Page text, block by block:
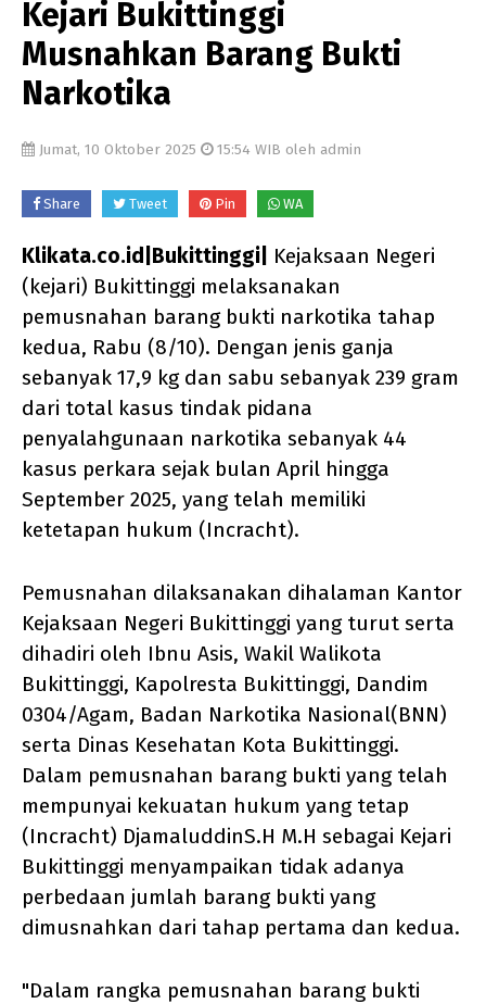
Kejari Bukittinggi
Musnahkan Barang Bukti
Narkotika
Jumat, 10 Oktober 2025 15:54 WIB oleh admin
Share Tweet Pin WA
Klikata.co.id|Bukittinggi|
Kejaksaan Negeri
(kejari) Bukittinggi melaksanakan
pemusnahan barang bukti narkotika tahap
kedua, Rabu (8/10). Dengan jenis ganja
sebanyak 17,9 kg dan sabu sebanyak 239 gram
dari total kasus tindak pidana
penyalahgunaan narkotika sebanyak 44
kasus perkara sejak bulan April hingga
September 2025, yang telah memiliki
ketetapan hukum (Incracht).
Pemusnahan dilaksanakan dihalaman Kantor
Kejaksaan Negeri Bukittinggi yang turut serta
dihadiri oleh Ibnu Asis, Wakil Walikota
Bukittinggi, Kapolresta Bukittinggi, Dandim
0304/Agam, Badan Narkotika Nasional(BNN)
serta Dinas Kesehatan Kota Bukittinggi.
Dalam pemusnahan barang bukti yang telah
mempunyai kekuatan hukum yang tetap
(Incracht) DjamaluddinS.H M.H sebagai Kejari
Bukittinggi menyampaikan tidak adanya
perbedaan jumlah barang bukti yang
dimusnahkan dari tahap pertama dan kedua.
"Dalam rangka pemusnahan barang bukti